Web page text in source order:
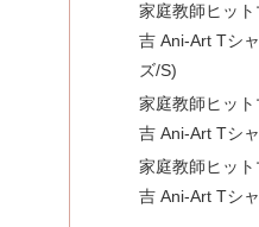
家庭教師ヒッ
吉 Ani-Art Tシ
ズ/S)
家庭教師ヒッ
吉 Ani-Art Tシ
家庭教師ヒッ
吉 Ani-Art Tシ